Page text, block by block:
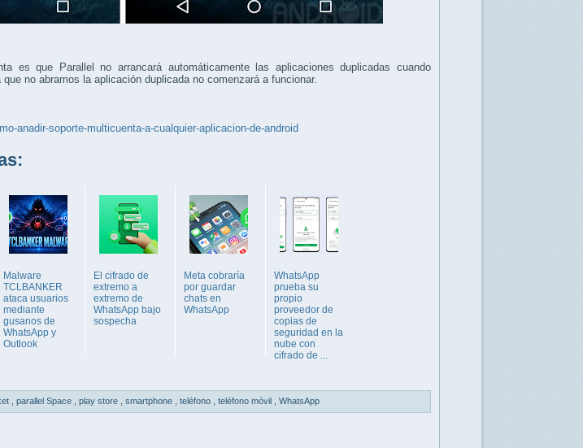
es que Parallel no arrancará automáticamente las aplicaciones duplicadas cuando
no abramos la aplicación duplicada no comenzará a funcionar.
anadir-soporte-multicuenta-a-cualquier-aplicacion-de-android
Malware
TCLBANKER
ataca usuarios
mediante
gusanos de
WhatsApp y
Outlook
El cifrado de
extremo a
extremo de
WhatsApp bajo
sospecha
Meta cobraría
por guardar
chats en
WhatsApp
WhatsApp
prueba su
propio
proveedor de
copias de
seguridad en la
nube con
cifrado de ...
parallel Space play store smartphone teléfono teléfono móvil WhatsApp